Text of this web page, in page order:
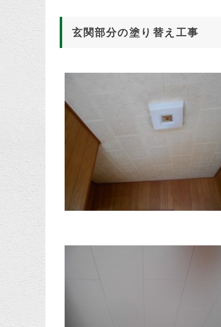
玄関部分の塗り替え工事